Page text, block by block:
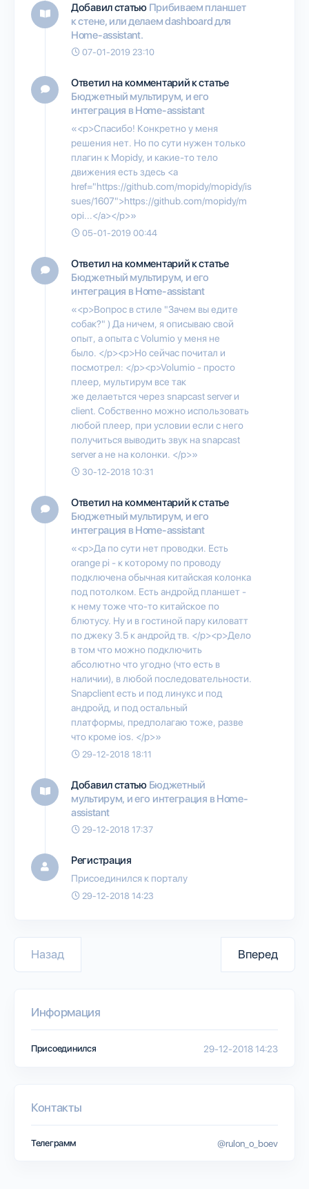
Добавил статью Прибиваем планшет
к стене, или делаем dashboard для
Home-assistant.
07-01-2019 23:10
Ответил на комментарий к статье
Бюджетный мультирум, и его
интеграция в Home-assistant
«<p>Спасибо! Конкретно у меня
решения нет. Но по сути нужен только
плагин к Mopidy, и какие-то тело
движения есть здесь <a
href="https://github.com/mopidy/mopidy/is
sues/1607">https://github.com/mopidy/m
opi...</a></p>»
05-01-2019 00:44
Ответил на комментарий к статье
Бюджетный мультирум, и его
интеграция в Home-assistant
«<p>Вопрос в стиле "Зачем вы едите
собак?" ) Да ничем, я описываю свой
опыт, а опыта с Volumio у меня не
было. </p><p>Но сейчас почитал и
посмотрел: </p><p>Volumio - просто
плеер, мультирум все так
же делаетьтся через snapcast server и
client. Собственно можно использовать
любой плеер, при условии если с него
получиться выводить звук на snapcast
server а не на колонки. </p>»
30-12-2018 10:31
Ответил на комментарий к статье
Бюджетный мультирум, и его
интеграция в Home-assistant
«<p>Да по сути нет проводки. Есть
orange pi - к которому по проводу
подключена обычная китайская колонка
под потолком. Есть андройд планшет -
к нему тоже что-то китайское по
блютусу. Ну и в гостиной пару киловатт
по джеку 3.5 к андройд тв. </p><p>Дело
в том что можно подключить
абсолютно что угодно (что есть в
наличии), в любой последовательности.
Snapclient есть и под линукс и под
андройд, и под остальный
платформы, предполагаю тоже, разве
что кроме ios. </p>»
29-12-2018 18:11
Добавил статью Бюджетный
мультирум, и его интеграция в Home-
assistant
29-12-2018 17:37
Регистрация
Присоединился к порталу
29-12-2018 14:23
Назад Вперед
Информация
Присоединился 29-12-2018 14:23
Контакты
Телеграмм @rulon_o_boev